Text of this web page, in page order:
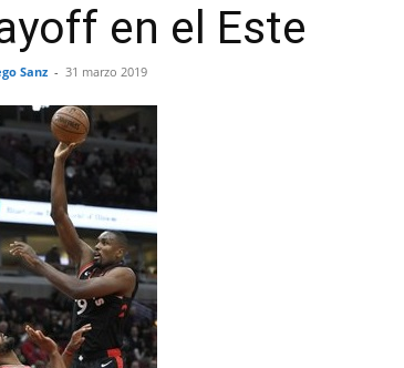
en el Este
Sanz - 31 marzo 2019